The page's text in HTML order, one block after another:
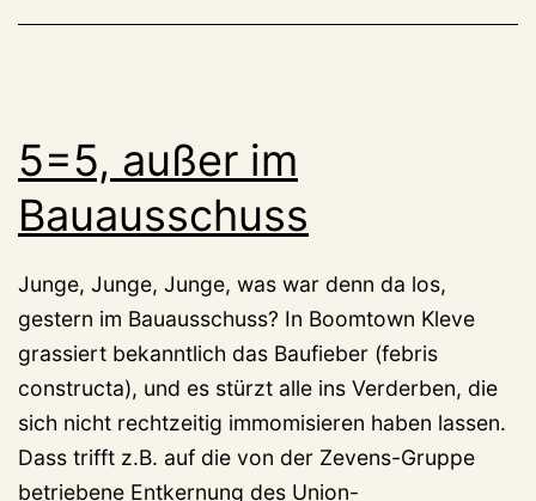
5=5, außer im
Bauausschuss
Junge, Junge, Junge, was war denn da los,
gestern im Bauausschuss? In Boomtown Kleve
grassiert bekanntlich das Baufieber (febris
constructa), und es stürzt alle ins Verderben, die
sich nicht rechtzeitig immomisieren haben lassen.
Dass trifft z.B. auf die von der Zevens-Gruppe
betriebene Entkernung des Union-